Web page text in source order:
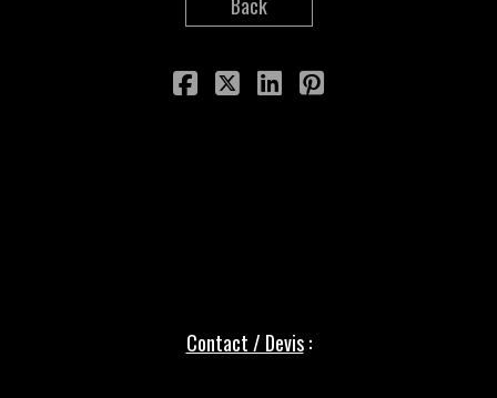
Contact / Devis: